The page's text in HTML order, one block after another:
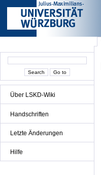
Über LSKD-Wiki
Handschriften
Letzte Änderungen
Hilfe